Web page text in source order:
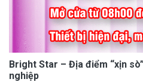
Bright Star – Địa điểm “xịn
nghiệp